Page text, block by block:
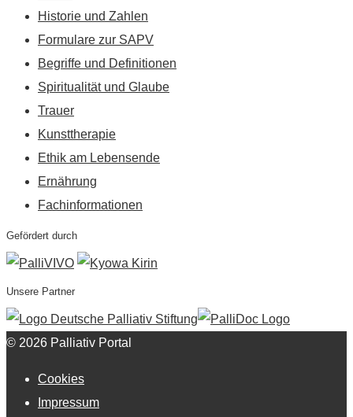
Historie und Zahlen
Formulare zur SAPV
Begriffe und Definitionen
Spiritualität und Glaube
Trauer
Kunsttherapie
Ethik am Lebensende
Ernährung
Fachinformationen
Gefördert durch
Unsere Partner
© 2026 Palliativ Portal
Cookies
Impressum